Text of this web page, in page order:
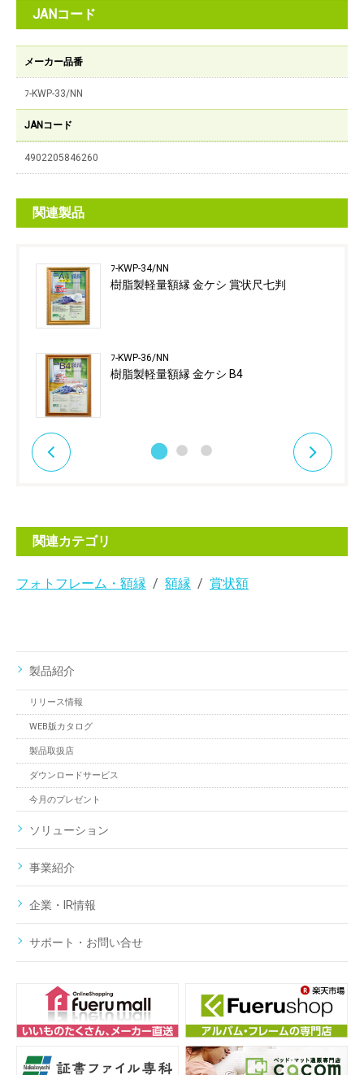
JANコード
メーカー品番
ﾌ-KWP-33/NN
JANコード
4902205846260
関連製品
ﾌ-KWP-34/NN
樹脂製軽量額縁 金ケシ 賞状尺七判
ﾌ-KWP-36/NN
樹脂製軽量額縁 金ケシ B4
関連カテゴリ
フォトフレーム・額縁 額縁 賞状額
製品紹介
リリース情報
WEB版カタログ
製品取扱店
ダウンロードサービス
今月のプレゼント
ソリューション
事業紹介
企業・IR情報
サポート・お問い合せ